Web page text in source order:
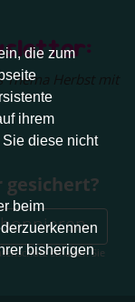
die zum
ihrem
diese nicht
beim
bisherigen
Herbst mit
erhalten Sie